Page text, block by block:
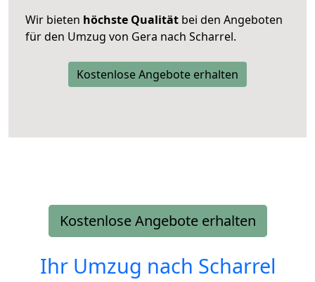
Wir bieten höchste Qualität bei den Angeboten
für den Umzug von Gera nach Scharrel.
Kostenlose Angebote erhalten
Kostenlose Angebote erhalten
Ihr Umzug nach Scharrel